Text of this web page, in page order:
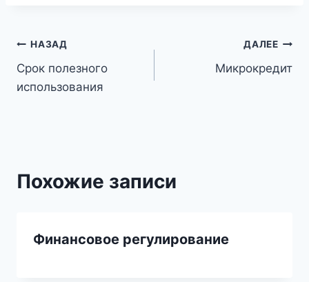
Навигация
по
НАЗАД
Срок полезного
использования
ДАЛЕЕ
Микрокредит
Похожие записи
Финансовое регулирование